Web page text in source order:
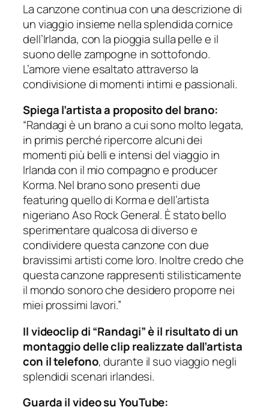
La canzone continua con una descrizione di
un viaggio insieme nella splendida cornice
dell’Irlanda, con la pioggia sulla pelle e il
suono delle zampogne in sottofondo.
L’amore viene esaltato attraverso la
condivisione di momenti intimi e passionali.
Spiega l’artista a proposito del brano:
“Randagi è un brano a cui sono molto legata,
in primis perché ripercorre alcuni dei
momenti più belli e intensi del viaggio in
Irlanda con il mio compagno e producer
Korma. Nel brano sono presenti due
featuring quello di Korma e dell’artista
nigeriano Aso Rock General. È stato bello
sperimentare qualcosa di diverso e
condividere questa canzone con due
bravissimi artisti come loro. Inoltre credo che
questa canzone rappresenti stilisticamente
il mondo sonoro che desidero proporre nei
miei prossimi lavori.”
Il videoclip di “Randagi” è il risultato di un
montaggio delle clip realizzate dall’artista
con il telefono, durante il suo viaggio negli
splendidi scenari irlandesi.
Guarda il video su YouTube: